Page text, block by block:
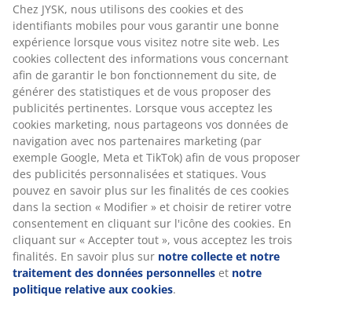
Chez JYSK, nous utilisons des cookies et des
identifiants mobiles pour vous garantir une bonne
expérience lorsque vous visitez notre site web. Les
cookies collectent des informations vous concernant
afin de garantir le bon fonctionnement du site, de
générer des statistiques et de vous proposer des
publicités pertinentes. Lorsque vous acceptez les
cookies marketing, nous partageons vos données de
navigation avec nos partenaires marketing (par
exemple Google, Meta et TikTok) afin de vous proposer
des publicités personnalisées et statiques. Vous
pouvez en savoir plus sur les finalités de ces cookies
dans la section « Modifier » et choisir de retirer votre
consentement en cliquant sur l'icône des cookies. En
cliquant sur « Accepter tout », vous acceptez les trois
finalités. En savoir plus sur notre collecte et notre
traitement des données personnelles et notre
politique relative aux cookies.